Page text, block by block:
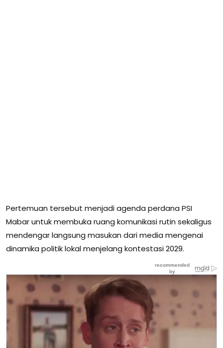
Pertemuan tersebut menjadi agenda perdana PSI
Mabar untuk membuka ruang komunikasi rutin sekaligus
mendengar langsung masukan dari media mengenai
dinamika politik lokal menjelang kontestasi 2029.